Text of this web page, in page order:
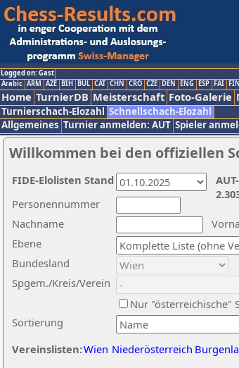
Logged on: Gast
Arabic ARM AZE BIH BUL CAT CHN CRO CZE DEN ENG ESP FAI FIN
Home TurnierDB Meisterschaft Foto-Galerie
Turnierschach-Elozahl Schnellschach-Elozahl
Allgemeines Turnier anmelden: AUT Spieler
Willkommen bei den offiziellen
Nachname
Ebene
Sortierung
Personennummer
Bundesland
Spgem./Kreis/Verein
Nur "österreichische"
Vereinslisten:Wien Niederösterreich
FIDE-Elolisten Stand